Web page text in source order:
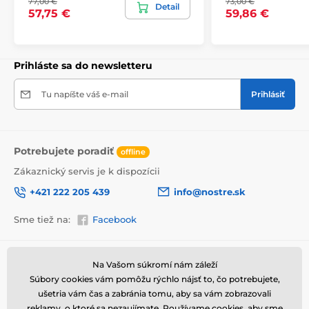
bezpečne doručený až k vám domov. Preto po
dôkladnom odkontrolovaní kvality balíme obrazy do
upozornenie prepravcu o krehkom produkte,
nezabudneme na krabicu umiestniť informáciu
prepravy.
57,75 €
Detail
59,86 €
Prihláste sa do newsletteru
Tu napíšte váš e-mail Prihlásiť
Potrebujete poradiť offline
Zákaznický servis je k dispozícii
+421 222 205 439
info@nostre.sk
Sme tiež na: Facebook
Informácie o nákupe
Obchodné a reklamačné
podmienky
Užitočné informácie
Často kladené otázky
Magazín
Na Vašom súkromí nám záleží
Súbory cookies vám pomôžu rýchlo nájsť to, čo potrebujete,
ušetria vám čas a zabránia tomu, aby sa vám zobrazovali